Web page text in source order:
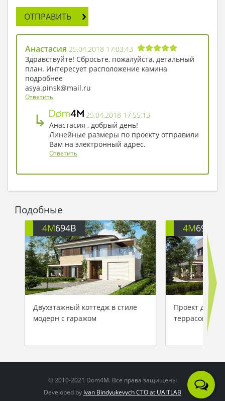
для этой комнаты вы купите отдельный
гарнитур, - аргументировал архитектор.
- Знаете, мне нравится. Я беру проект! - ответил
Остап, покидая бюро с кипой бумаг, которые
вскоре станут капитальным жилым домом…
ОТПРАВИТЬ
Анастасия 25.04.2018 17:03:43
Здравствуйте! Сбросьте, пожалуйста, детальный
план. Интересует расположение камина
подробнее
asya.pinsk@mail.ru
Ответить
↳
25.04.2018 17:55:13
Анастасия , добрый день!
Линейные размеры по проекту отправили
Вам на электронный адрес.
Ответить
Подобные
4M694B
Двухэтажный коттедж в стиле
модерн с гаражом
4M694
Проект дома
террасой над
© 2010-2021 Dom4M. Все права защищены
Developed by Ivan Bindyukevych CTO at UAITLAB